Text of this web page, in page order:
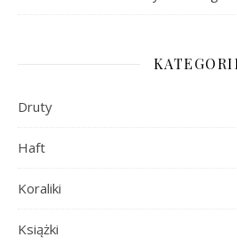
Druty
Haft
Koraliki
Książki